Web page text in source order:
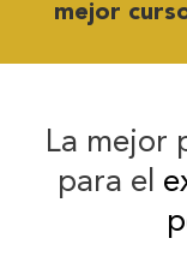
mejor
La mejor
para el